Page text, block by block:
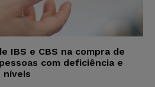
IBS e CBS na compra de
com deficiência e